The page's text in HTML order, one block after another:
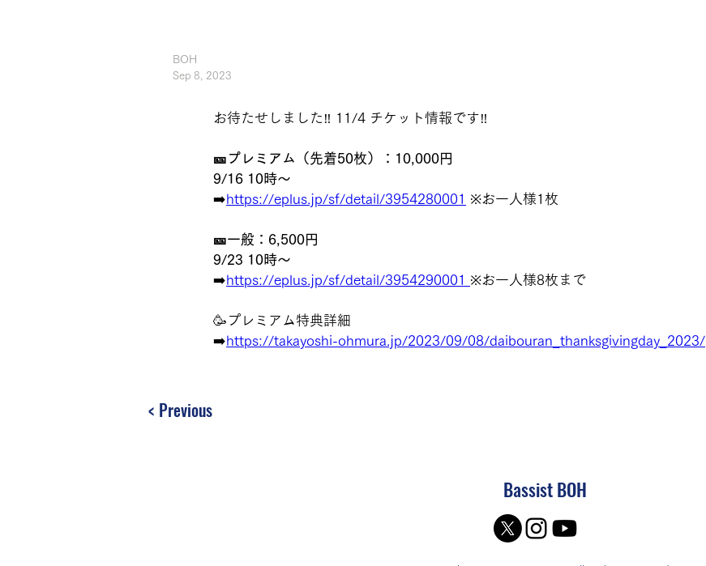
BOH
Sep 8, 2023
お待たせしました‼️ 11/4 チケット情報です‼️
🎫プレミアム（先着50枚）：10,000円
9/16 10時～
➡️https://eplus.jp/sf/detail/3954280001 ※お一人様1枚
🎫一般：6,500円
9/23 10時～
➡️https://eplus.jp/sf/detail/3954290001 ※お一人様8枚まで
🥳プレミアム特典詳細
➡️https://takayoshi-ohmura.jp/2023/09/08/daibouran_thanksgivingday_2023/
< Previous
Bassist BOH